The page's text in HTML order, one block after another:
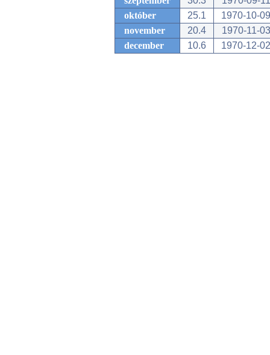
október
25.1
1970-10-09
november
20.4
1970-11-03
december
10.6 1970-12-02